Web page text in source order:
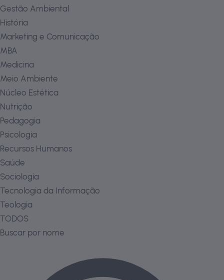
Gestão Ambiental
História
Marketing e Comunicação
MBA
Medicina
Meio Ambiente
Núcleo Estética
Nutrição
Pedagogia
Psicologia
Recursos Humanos
Saúde
Sociologia
Tecnologia da Informação
Teologia
TODOS
Buscar por nome